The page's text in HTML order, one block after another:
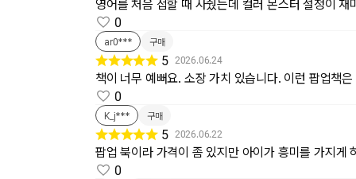
영어를 처음 접할 때 사줬는데 컬러 몬스터 설정이
0
ar0*** 구매
5 2026.06.24
책이 너무 예뻐요. 소장 가치 있습니다. 이런 팝업책
0
K_j*** 구매
5 2026.06.22
팝업 북이라 가격이 좀 있지만 아이가 흥미를 가지게
0